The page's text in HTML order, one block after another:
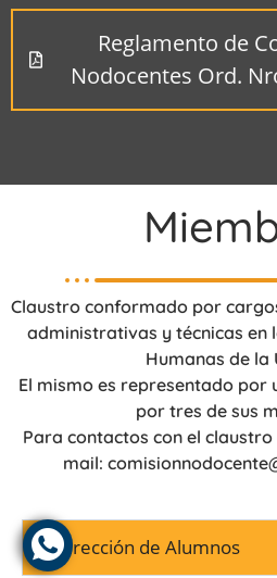
Reglamento de
Nodocentes Ord.
Claustro conformado por
administrativas y técnicas en
Humanas de la
El mismo es representado por
por tres de sus
Para contactos con el
mail:
Dirección de Alumnos